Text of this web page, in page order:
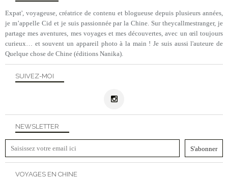
NEWSLETTER
SUIVEZ-MOI
Expat', voyageuse, créatrice de contenu et blogueuse depuis plusieurs années,
je m’appelle Cid et je suis passionnée par la Chine. Sur theycallmestranger, je
partage mes aventures, mes voyages et mes découvertes, avec un œil toujours
curieux… et souvent un appareil photo à la main ! Je suis aussi l'auteure de
Quelque chose de Chine (éditions Nanika).
VOYAGES EN CHINE